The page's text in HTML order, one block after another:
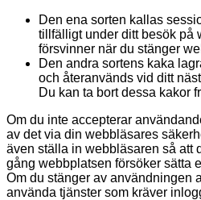
Den ena sorten kallas
tillfälligt under ditt besök på
försvinner när du stänger
Den andra sortens kaka
och återanvänds vid ditt
Du kan ta bort dessa kakor
Om du inte accepterar
av det via din webbläsares
även ställa in webbläsaren så att
gång webbplatsen försöker sätta
Om du stänger av användningen
använda tjänster som kräver